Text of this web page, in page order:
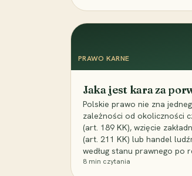
PRAWO KARNE
Jaka jest kara za
Polskie prawo nie zna
zależności od okoliczności
(art. 189 KK), wzięcie
(art. 211 KK) lub handel
według stanu prawnego po
8 min czytania